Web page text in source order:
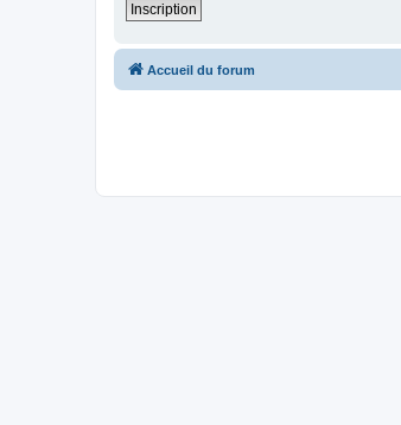
Inscription
Accueil du forum